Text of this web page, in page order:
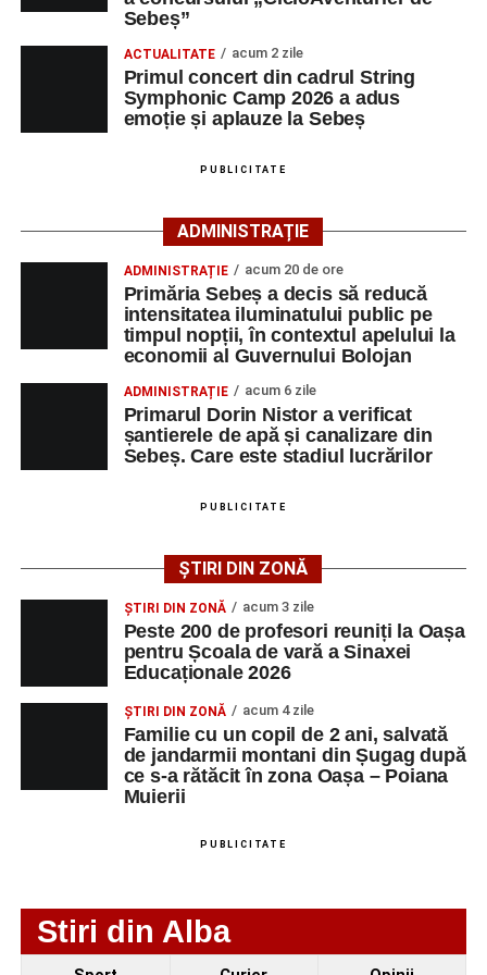
de Sebeș”
Primul concert din cadrul String Symphonic Camp
2026 a adus emoție și aplauze la Sebeș
cât și celor aflate la început de carieră.
Cei interesați pot consulta toate locurile de muncă
disponibile accesând platforma oficială ANOFM,
AJOFM Alba, apoi secțiunea„Persoane fizice
– Locuri de muncă vacante”
. De asemenea, informații
Lista publicată de AJOFM Alba include, pe lângă
denumirea posturilor vacante din Săsciori, și datele de
contact ale angajatorilor, precum numere de telefon și
adrese de e-mail, pentru ca persoanele interesate să
poată solicita detalii despre condițiile de angajare,
programul de lucru și procesul de recrutare.
Mai jos puteți consulta lista completă a locurilor de
muncă disponibile în comuna Săsciori la data de 4
AGENT OCUPAŢIA
NR.
NR.
Technology Srl
OPERATOR LA
MASINI-UNELTE
NUMERICA
1 0752826367
Ultimele știri din Sebeș
Sebeș”
ACTUALITATE acum 2 zile
Primul concert din cadrul String
Symphonic Camp 2026 a adus
emoție și aplauze la Sebeș
PUBLICITATE
ADMINISTRAȚIE
ADMINISTRAȚIE acum 20 de ore
Primăria Sebeș a decis să reducă
intensitatea iluminatului public pe
timpul nopții, în contextul apelului la
economii al Guvernului Bolojan
ADMINISTRAȚIE acum 6 zile
Primarul Dorin Nistor a verificat
șantierele de apă și canalizare din
Sebeș. Care este stadiul lucrărilor
PUBLICITATE
ȘTIRI DIN ZONĂ
ȘTIRI DIN ZONĂ acum 3 zile
Peste 200 de profesori reuniți la Oașa
pentru Școala de vară a Sinaxei
Educaționale 2026
ȘTIRI DIN ZONĂ acum 4 zile
Familie cu un copil de 2 ani, salvată
de jandarmii montani din Șugag după
ce s-a rătăcit în zona Oașa – Poiana
Muierii
PUBLICITATE
Stiri din Alba